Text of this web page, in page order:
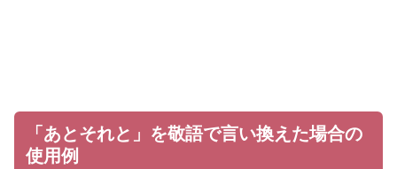
「あとそれと」を敬語で言い換えた場合の
使用例